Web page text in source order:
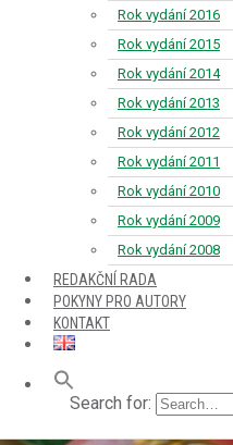
Rok vydání 2016
Rok vydání 2015
Rok vydání 2014
Rok vydání 2013
Rok vydání 2012
Rok vydání 2011
Rok vydání 2010
Rok vydání 2009
Rok vydání 2008
REDAKČNÍ RADA
POKYNY PRO AUTORY
KONTAKT
Search for: